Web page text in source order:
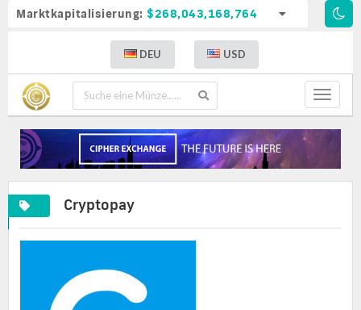
Marktkapitalisierung: $268,043,168,764
DEU USD
Toggle
Cryptopay